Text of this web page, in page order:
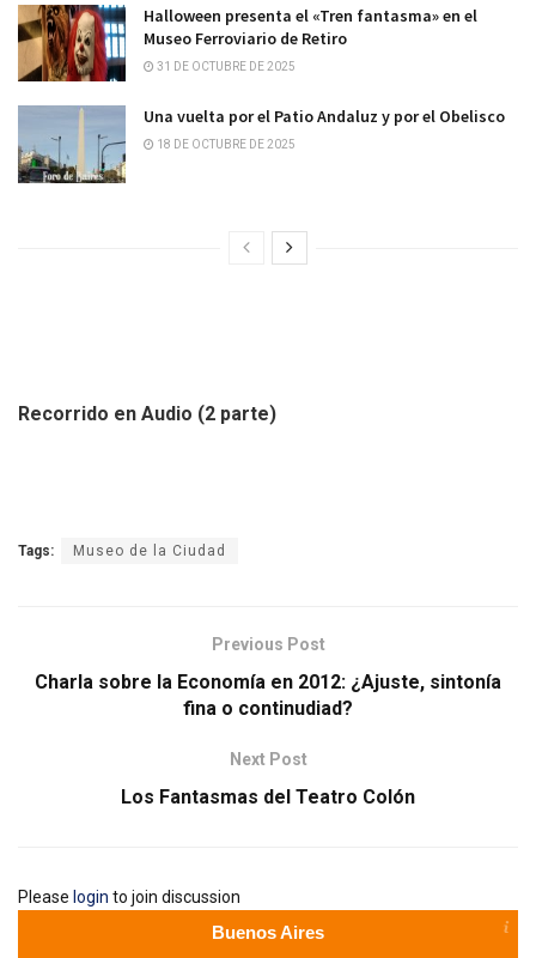
Halloween presenta el «Tren fantasma» en el
Museo Ferroviario de Retiro
31 DE OCTUBRE DE 2025
Una vuelta por el Patio Andaluz y por el Obelisco
18 DE OCTUBRE DE 2025
Recorrido en Audio (2 parte)
Tags: Museo de la Ciudad
Previous Post
Charla sobre la Economía en 2012: ¿Ajuste, sintonía
fina o continudiad?
Next Post
Los Fantasmas del Teatro Colón
Please login to join discussion
Buenos Aires